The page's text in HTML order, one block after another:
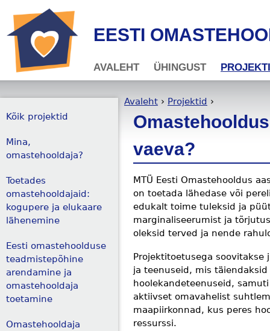
EESTI
AVALEHT ÜHINGUST
Sa oled siin
Avaleht › Projektid ›
vaeva?
MTÜ Eesti Omastehooldus
on toetada lähedase või
edukalt toime tuleksid ja
marginaliseerumist ja
oleksid terved ja nende
Projektitoetusega
ja teenuseid, mis
hoolekandeteenuseid,
aktiivset omavahelist
maapiirkonnad, kus peres
ressurssi.
Kõik projektid
Mina,
omastehooldaja?
Toetades
omastehooldajaid:
kogupere ja elukaare
lähenemine
Eesti omastehoolduse
teadmistepõhine
arendamine ja
omastehooldaja
toetamine
Omastehooldaja